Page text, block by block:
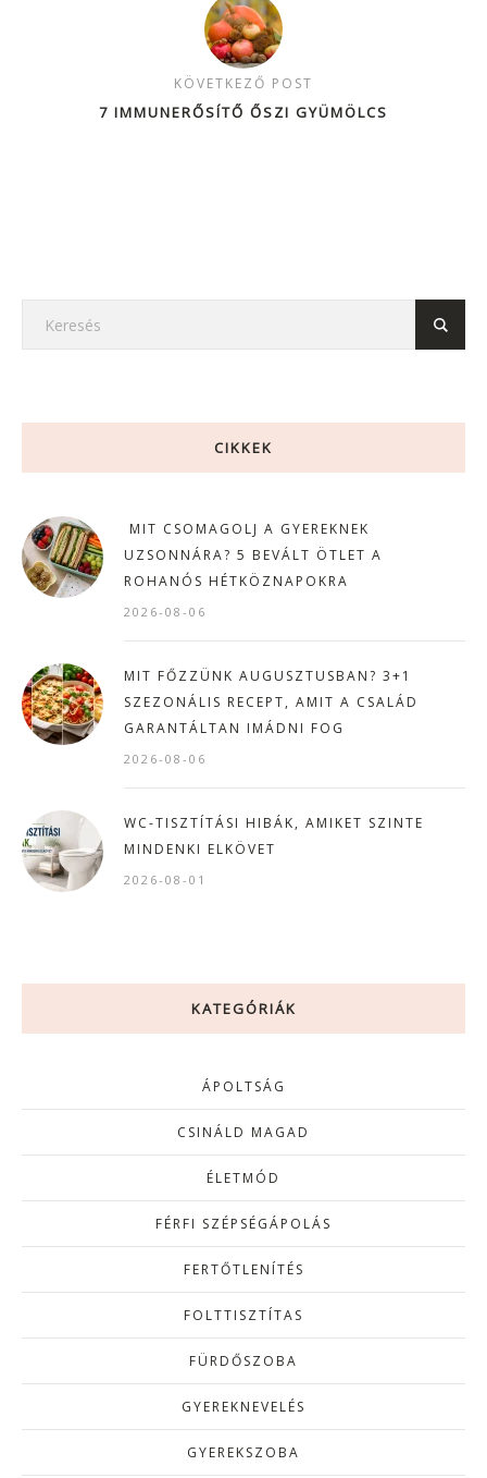
KÖVETKEZŐ POST
7 IMMUNERŐSÍTŐ ŐSZI GYÜMÖLCS
CIKKEK
MIT CSOMAGOLJ A GYEREKNEK
UZSONNÁRA? 5 BEVÁLT ÖTLET A
ROHANÓS HÉTKÖZNAPOKRA
2026-08-06
MIT FŐZZÜNK AUGUSZTUSBAN? 3+1
SZEZONÁLIS RECEPT, AMIT A CSALÁD
GARANTÁLTAN IMÁDNI FOG
2026-08-06
WC-TISZTÍTÁSI HIBÁK, AMIKET SZINTE
MINDENKI ELKÖVET
2026-08-01
KATEGÓRIÁK
ÁPOLTSÁG
CSINÁLD MAGAD
ÉLETMÓD
FÉRFI SZÉPSÉGÁPOLÁS
FERTŐTLENÍTÉS
FOLTTISZTÍTAS
FÜRDŐSZOBA
GYEREKNEVELÉS
GYEREKSZOBA